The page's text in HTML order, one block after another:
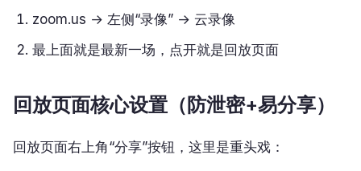
zoom.us → 左侧“录像” → 云录像
最上面就是最新一场，点开就是回放页面
回放页面核心设置（防泄密+易分享）
回放页面右上角“分享”按钮，这里是重头戏：